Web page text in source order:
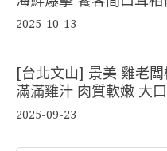
2025-10-13
[台北文山] 景美 雞老
滿滿雞汁 肉質軟嫩 大
2025-09-23